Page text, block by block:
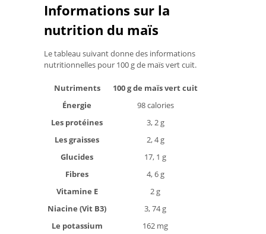
Informations sur la
nutrition du maïs
Le tableau suivant donne des informations
nutritionnelles pour 100 g de maïs vert cuit.
Nutriments
100 g de maïs vert cuit
Énergie
98 calories
Les protéines
3, 2 g
Les graisses
2, 4 g
Glucides
17, 1 g
Fibres
4, 6 g
Vitamine E
2 g
Niacine (Vit B3)
3, 74 g
Le potassium
162 mg